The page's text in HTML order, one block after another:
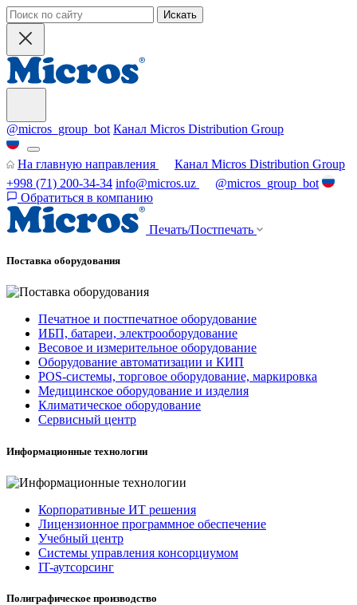
Искать
@micros_group_bot Канал Micros Distribution Group
На главную направления
Канал Micros Distribution Group
+998 (71) 200-34-34 info@micros.uz
@micros_group_bot
Обратиться в компанию
Печать/Постпечать
Поставка оборудования
Печатное и постпечатное оборудование
ИБП, батареи, электрооборудование
Весовое и измерительное оборудование
Оборудование автоматизации и КИП
POS-системы, торговое оборудование, маркировка
Медицинское оборудование и изделия
Климатическое оборудование
Сервисный центр
Информационные технологии
Корпоративные ИТ решения
Лицензионное программное обеспечение
Учебный центр
Системы управления консорциумом
IT-аутсорсинг
Полиграфическое производство